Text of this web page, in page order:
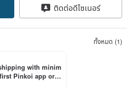
ติดต่อดีไซเนอร์
ทั้งหมด (1)
with minim
Pinkoi app orde